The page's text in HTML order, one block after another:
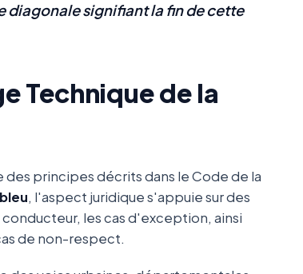
diagonale signifiant la fin de cette
Technique de la
principes décrits dans le Code de la
, l'aspect juridique s'appuie sur des
les cas d'exception, ainsi
de non-respect.